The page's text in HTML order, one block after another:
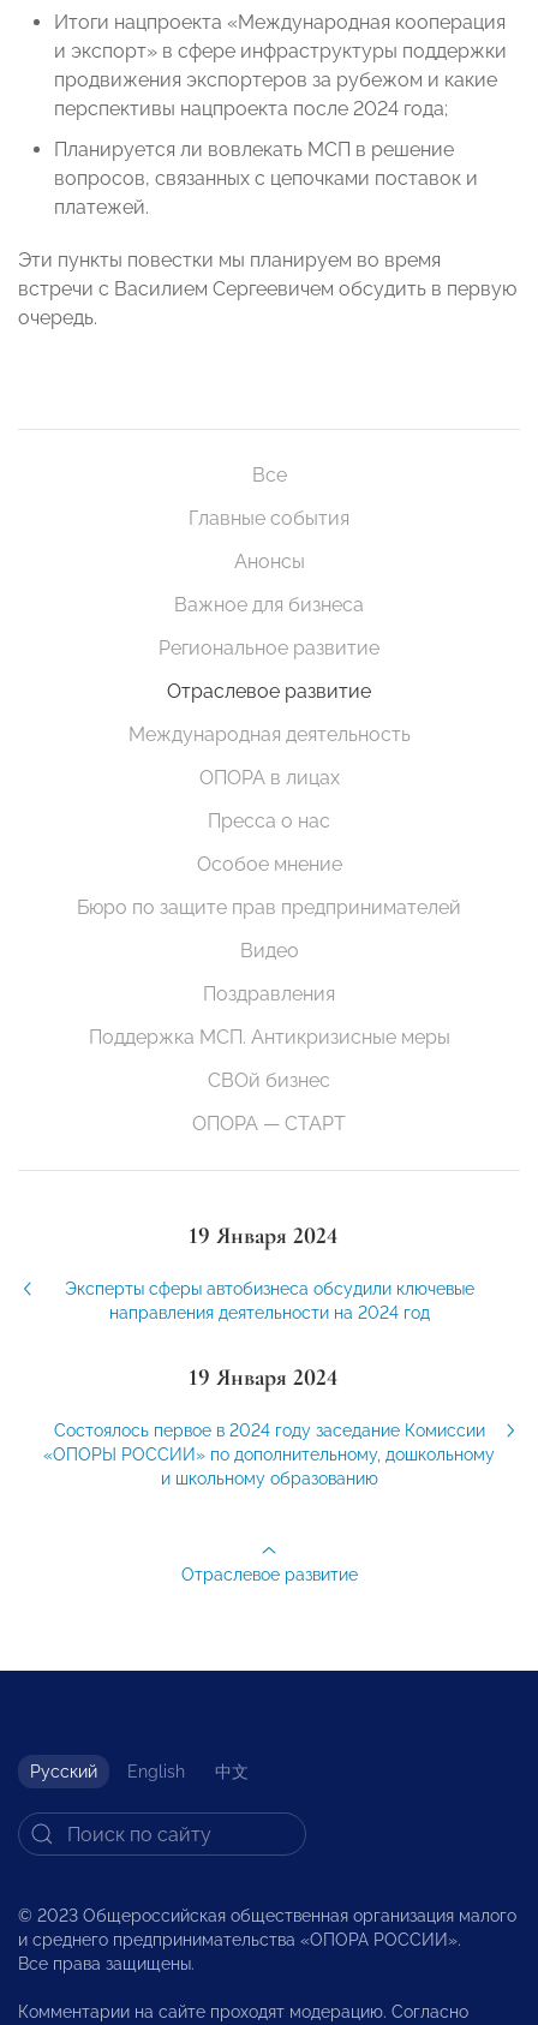
Итоги нацпроекта «Международная кооперация
и экспорт» в сфере инфраструктуры поддержки
продвижения экспортеров за рубежом и какие
перспективы нацпроекта после 2024 года;
Планируется ли вовлекать МСП в решение
вопросов, связанных с цепочками поставок и
платежей.
Эти пункты повестки мы планируем во время
встречи с Василием Сергеевичем обсудить в первую
очередь.
Все
Главные события
Анонсы
Важное для бизнеса
Региональное развитие
Отраслевое развитие
Международная деятельность
ОПОРА в лицах
Пресса о нас
Особое мнение
Бюро по защите прав предпринимателей
Видео
Поздравления
Поддержка МСП. Антикризисные меры
СВОй бизнес
ОПОРА — СТАРТ
19 Января 2024
Эксперты сферы автобизнеса обсудили ключевые
направления деятельности на 2024 год
19 Января 2024
Состоялось первое в 2024 году заседание Комиссии
«ОПОРЫ РОССИИ» по дополнительному, дошкольному
и школьному образованию
Отраслевое развитие
Русский English 中文
© 2023 Общероссийская общественная организация малого
и среднего предпринимательства «ОПОРА РОССИИ».
Все права защищены.
Комментарии на сайте проходят модерацию. Согласно